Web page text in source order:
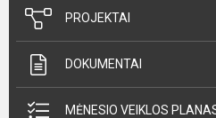
PROJEKTAI
DOKUMENTAI
MĖNESIO VEIKLOS